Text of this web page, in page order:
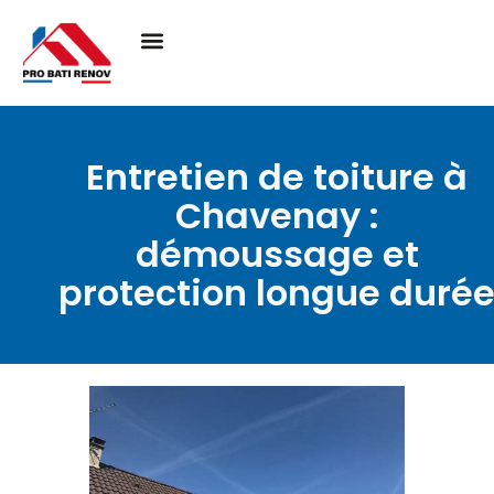
Entretien de toiture à
Chavenay :
démoussage et
protection longue durée